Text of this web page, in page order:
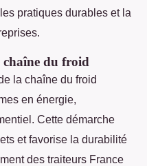
pratiques durables et la
chaîne du froid
la chaîne du froid
en énergie,
Cette démarche
et favorise la durabilité
des traiteurs France